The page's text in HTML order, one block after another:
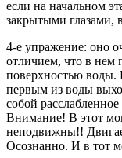
если на начальном
закрытыми глазами,
4-е упражение: оно
отличием, что в нем
поверхностью воды.
первым из воды
собой
Внимание! В этот
неподвижны!!
Осознанно. И в тот